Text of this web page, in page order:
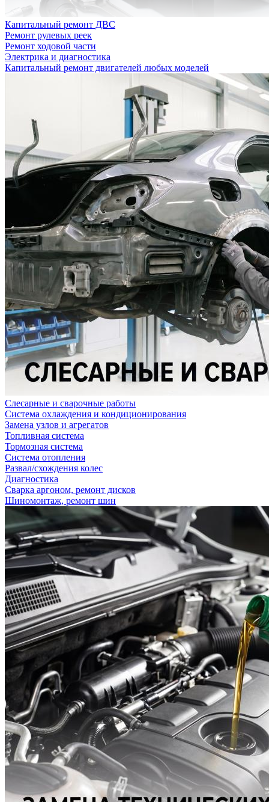
Капитальный ремонт ДВС
Ремонт рулевых реек
Ремонт ходовой части
Электрика и диагностика
Капитальный ремонт двигателей любых моделей
Слесарные и сварочные работы
Система охлаждения и кондиционирования
Замена узлов и агрегатов
Топливная система
Тормозная система
Система отопления
Развал/схождения колес
Диагностика
Сварка аргоном, ремонт дисков
Шиномонтаж, ремонт шин